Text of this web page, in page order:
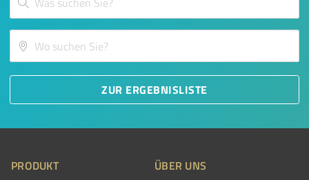
ZUR ERGEBNISLISTE
PRODUKT ÜBER UNS